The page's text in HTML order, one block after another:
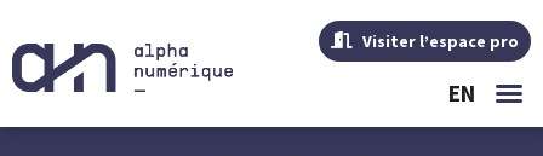
Visiter l’espace pro
EN